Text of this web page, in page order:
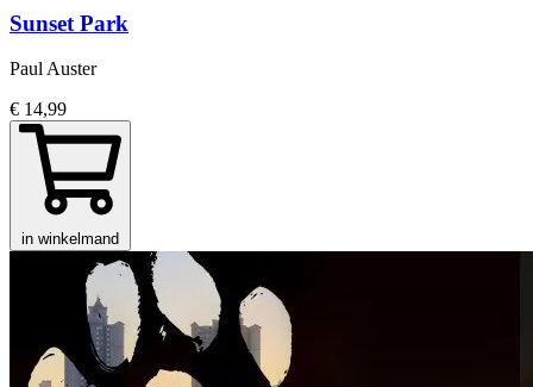
Sunset Park
Paul Auster
€ 14,99
in winkelmand